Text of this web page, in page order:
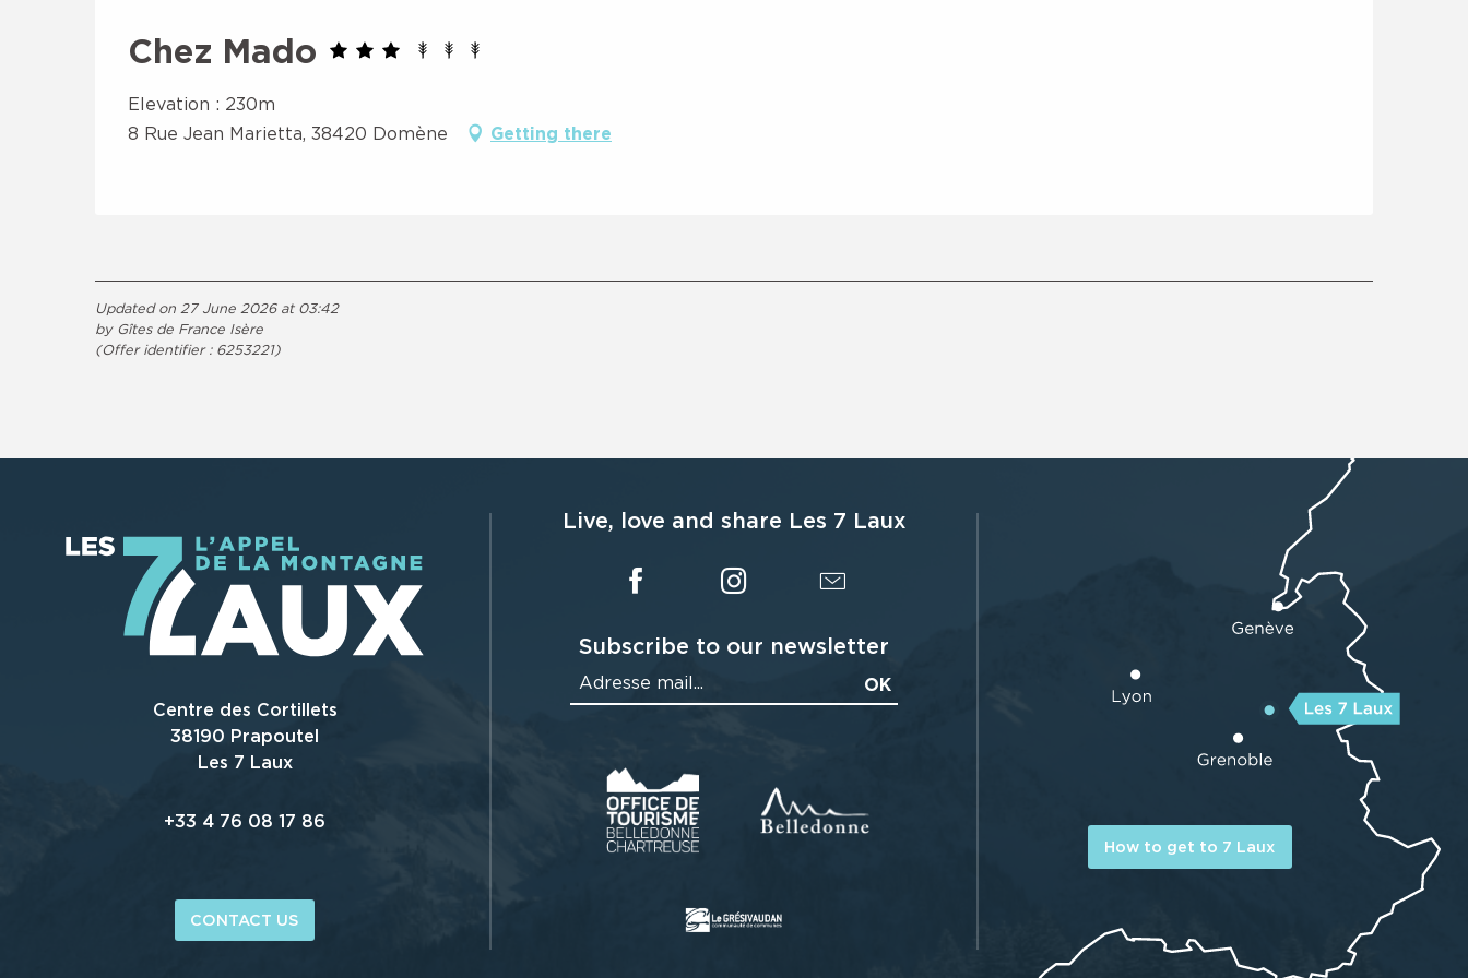
Chez Mado
Elevation : 230m
8 Rue Jean Marietta, 38420 Domène
Getting there
Updated on 27 June 2026 at 03:42
by Gîtes de France Isère
(Offer identifier : 6253221)
Centre des Cortillets
38190 Prapoutel
Les 7 Laux
+33 4 76 08 17 86
CONTACT US
Live, love and share Les 7 Laux
Subscribe to our newsletter
How to get to 7 Laux